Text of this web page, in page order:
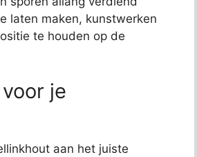
laten maken, kunstwerken
te houden op de
je
aan het juiste